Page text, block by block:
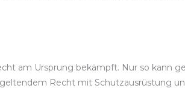
am Ursprung bekämpft. Nur so kann
Recht mit Schutzausrüstung